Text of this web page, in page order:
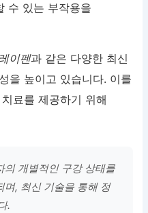
수 있는 부작용을
이펜과 같은 다양한 최신
을 높이고 있습니다. 이를
료를 제공하기 위해
의 개별적인 구강 상태를
며, 최신 기술을 통해 정
.